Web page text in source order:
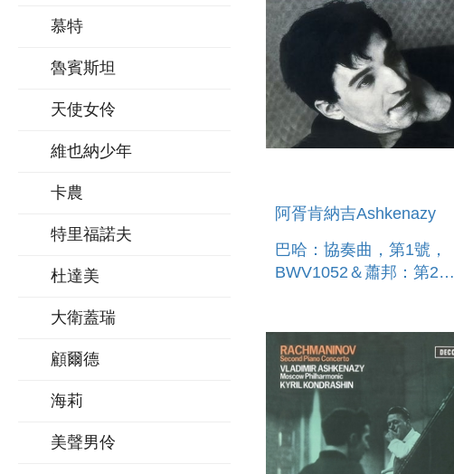
慕特
魯賓斯坦
天使女伶
維也納少年
卡農
特里福諾夫
杜達美
大衛蓋瑞
顧爾德
海莉
美聲男伶
阿胥肯納吉Ashkenazy
巴哈：協奏曲，第1號，
BWV1052＆蕭邦：第2號
CONCERTO NO.2